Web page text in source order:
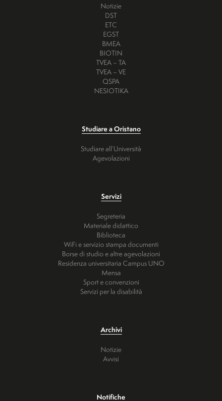
Notizie
DST
ETC
EGST
BMEA
BIOTIN
TVEA – TA
TVEA – VE
QSPA
NESIOTIKA
Studiare a Oristano
Studiare all’Università
Agevolazioni
Servizi
Segreteria
Materiale didattico
Biblioteca
WiFi e servizio stampa documenti
Borse di studio e altre agevolazioni
Residenza universitaria Campus UNO
Mensa
Sport e convenzioni
Servizi per la disabilità
Archivi
Notizie
Avvisi
Notifiche